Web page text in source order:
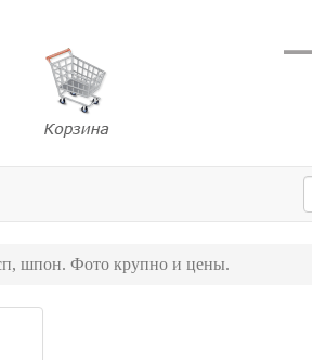
шпон. Фото крупно и цены.